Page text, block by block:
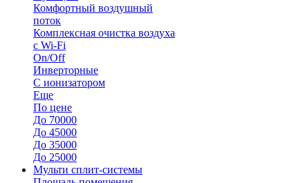
Комфортный воздушный
поток
Комплексная очистка воздуха
с Wi-Fi
On/Off
Инверторные
С ионизатором
Еще
По цене
До 70000
До 45000
До 35000
До 25000
Мульти сплит-системы